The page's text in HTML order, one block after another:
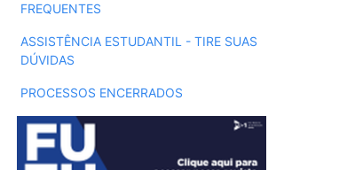
FREQUENTES
ASSISTÊNCIA ESTUDANTIL - TIRE SUAS
DÚVIDAS
PROCESSOS ENCERRADOS